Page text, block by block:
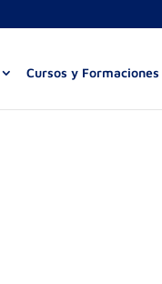
Cursos y Formaciones